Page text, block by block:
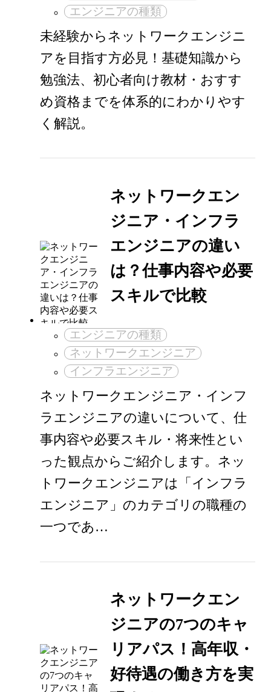
エンジニアの種類
未経験からネットワークエンジニ
アを目指す方必見！基礎知識から
勉強法、初心者向け教材・おすす
め資格までを体系的にわかりやす
く解説。
ネットワークエン
ジニア・インフラ
エンジニアの違い
は？仕事内容や必要
スキルで比較
エンジニアの種類
ネットワークエンジニア
インフラエンジニア
ネットワークエンジニア・インフ
ラエンジニアの違いについて、仕
事内容や必要スキル・将来性とい
った観点からご紹介します。ネッ
トワークエンジニアは「インフラ
エンジニア」のカテゴリの職種の
一つであ…
ネットワークエン
ジニアの7つのキャ
リアパス！高年収・
好待遇の働き方を実